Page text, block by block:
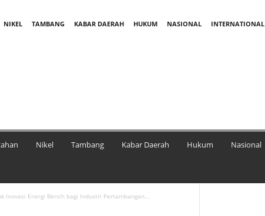
NIKEL TAMBANG KABAR DAERAH HUKUM NASIONAL INTERNATIONAL
Nikel Tambang Kabar Daerah Hukum Nasional
Inovasi Energi Bersih bagi Industri Pertambangan...